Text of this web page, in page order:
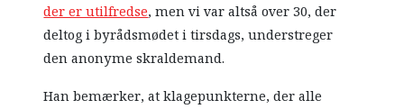
der er utilfredse, men vi var altså over 30, der
deltog i byrådsmødet i tirsdags, understreger
den anonyme skraldemand.
Han bemærker, at klagepunkterne, der alle